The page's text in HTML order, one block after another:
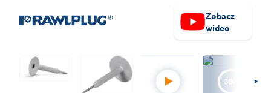
Zobacz
wideo